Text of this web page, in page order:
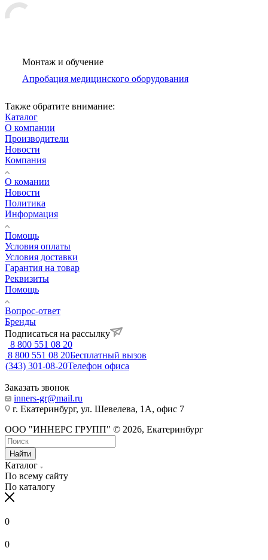
Монтаж и обучение
Апробация медицинского оборудования
Также обратите внимание:
Каталог
О компании
Производители
Новости
Компания
О комании
Новости
Политика
Информация
Помощь
Условия оплаты
Условия доставки
Гарантия на товар
Реквизиты
Помощь
Вопрос-ответ
Бренды
Подписаться на рассылку
8 800 551 08 20
8 800 551 08 20Бесплатный вызов
(343) 301-08-20Телефон офиса
Заказать звонок
inners-gr@mail.ru
г. Екатеринбург, ул. Шевелева, 1А, офис 7
ООО "ИННЕРС ГРУПП" © 2026, Екатеринбург
Найти
Каталог
По всему сайту
По каталогу
0
0